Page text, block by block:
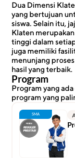
Dua Dimensi
yang bertujuan
siswa. Selain itu,
Klaten
tinggi dalam
juga memiliki
menunjang
hasil yang terbaik.
Program
Program yang
program yang
SMA